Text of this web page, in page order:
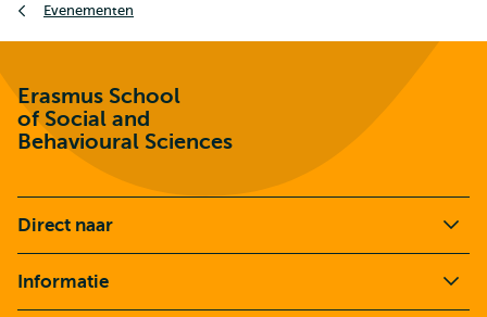
Evenementen
Erasmus School
of Social and
Behavioural Sciences
Direct naar
Informatie